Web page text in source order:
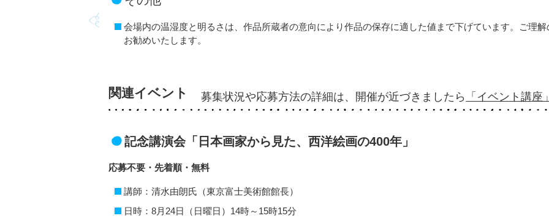
会場内の温湿度と明るさは、作品所蔵者の意向により作品の保存に適した値まで下げています。ご理
お勧めいたします。
関連イベント募集状況や応募方法の詳細は、開催が近づきましたら 「イベント講座
記念講演会「日本画家から見た、西洋絵画の400年」
応募不要・先着順・無料
講師：清水由朗氏（東京富士美術館館長）
日時：8月24日（日曜日）14時～15時15分